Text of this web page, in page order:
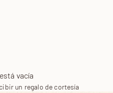
vacía
un regalo de cortesía